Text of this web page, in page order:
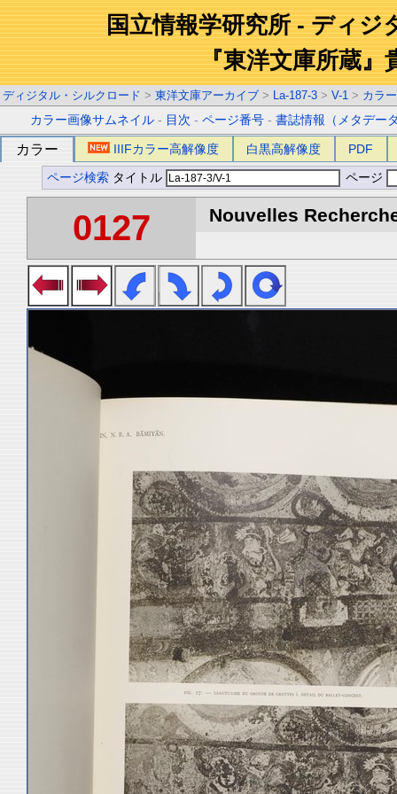
国立情報学研究所 - ディジ
『東洋文庫所蔵』
ディジタル・シルクロード > 東洋文庫アーカイブ > La-187-3 > V-1 > カラ
カラー画像サムネイル - 目次 -ページ番号 -書誌情報（メタデー
カラー IIIFカラー高解像度 白黒高解像度 PDF
ページ検索 タイトル ページ
0127 Nouvelles